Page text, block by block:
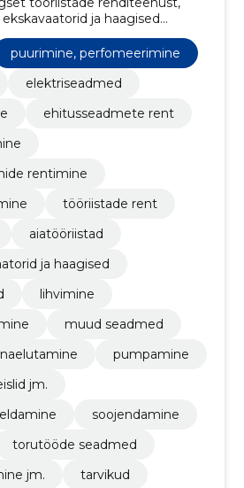
ja haagised
puurimine, perfomeerimine
elektriseadmed
ehitusseadmete rent
rentimine
tööriistade rent
aiatööriistad
ja haagised
lihvimine
muud seadmed
naelutamine
pumpamine
jm.
soojendamine
torutööde seadmed
jm.
tarvikud